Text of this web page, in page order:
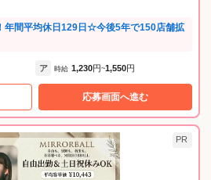
年間平均休日129日☆今後5年で150店舗拡
ア 時給 1,230円~1,550円
応募画面へ進む
PR